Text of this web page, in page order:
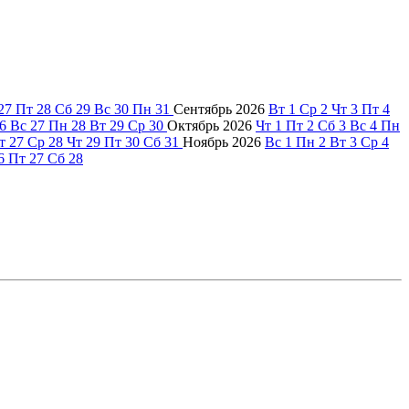
Пт 28 Сб 29 Вс 30 Пн 31 Сентябрь 2026 Вт 1 Ср 2 Чт 3 Пт 4
Вс 27 Пн 28 Вт 29 Ср 30 Октябрь 2026 Чт 1 Пт 2 Сб 3 Вс 4 Пн
27 Ср 28 Чт 29 Пт 30 Сб 31 Ноябрь 2026 Вс 1 Пн 2 Вт 3 Ср 4
Пт 27 Сб 28